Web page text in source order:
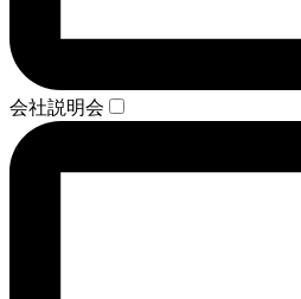
会社説明会